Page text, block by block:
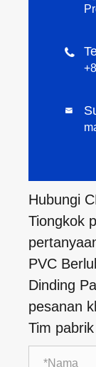


Hubungi
Tiongkok
PVC
Dinding
pesanan
Tim